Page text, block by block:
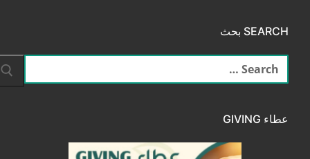
SEARCH بحث
البحث
عن:
عطاء GIVING